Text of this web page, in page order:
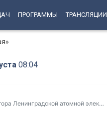
ПРОГРАММЫ ТРАНСЛЯЦИИ
08:04
атомной электростанции